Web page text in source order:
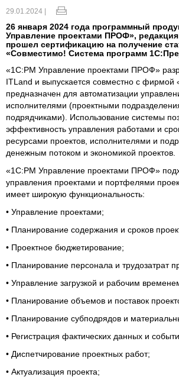
29.01.2024 |
26 января 2024 года программный
Управление проектами ПРОФ»,
прошел сертификацию на получение
«Совместимо! Система программ
«1С:PM Управление проектами ПРОФ»
ITLand и выпускается совместно с фирмой
предназначен для автоматизации
исполнителями (проектными
подрядчиками). Использование системы
эффективность управления работами и
ресурсами проектов, исполнителями и
денежным потоком и экономикой проектов.
«1С:PM Управление проектами ПРОФ»
управления проектами и портфелями
имеет широкую функциональность:
• Управление проектами;
• Планирование содержания и сроков
• Проектное бюджетирование;
• Планирование персонала и трудозатрат
• Управление загрузкой и рабочим
• Планирование объемов и поставок
• Планирование субподрядов и
• Регистрация фактических данных и
• Диспетчирование проектных работ;
• Актуализация проекта;